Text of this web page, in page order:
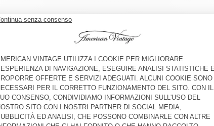
€ 45 -30% € 31,50 € 45 -30% € 31,50
CAMICIA BAMBINO PAYBOU
€ 85 -30% € 59,50
SHORT BAMBINI POJY
€ 45 -30% € 31,50